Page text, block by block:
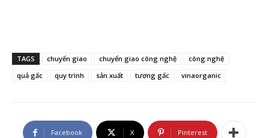
TAGS chuyển giao chuyển giao công nghệ
công nghệ
quả gấc
quy trình sản xuất tương gấc vinaorganic
Facebook X Pinterest